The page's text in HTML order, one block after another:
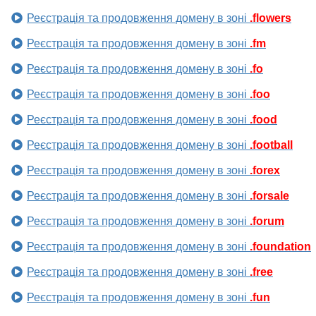
Реєстрація та продовження домену в зоні .flowers
Реєстрація та продовження домену в зоні .fm
Реєстрація та продовження домену в зоні .fo
Реєстрація та продовження домену в зоні .foo
Реєстрація та продовження домену в зоні .food
Реєстрація та продовження домену в зоні .football
Реєстрація та продовження домену в зоні .forex
Реєстрація та продовження домену в зоні .forsale
Реєстрація та продовження домену в зоні .forum
Реєстрація та продовження домену в зоні .foundation
Реєстрація та продовження домену в зоні .free
Реєстрація та продовження домену в зоні .fun